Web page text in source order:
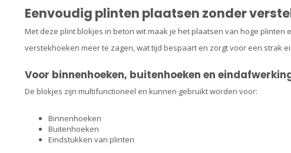
Eenvoudig plinten plaatsen zonder
Met deze plint blokjes in beton wit maak je het plaatsen van hoge plinten
verstekhoeken meer te zagen, wat tijd bespaart en zorgt voor een strak
Voor binnenhoeken, buitenhoeken en
De blokjes zijn multifunctioneel en kunnen gebruikt worden voor:
Binnenhoeken
Buitenhoeken
Eindstukken van plinten